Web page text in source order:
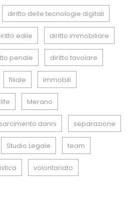
diritto delle tecnologie digitali
edile diritto immobiliare
penale diritto tavolare
filiale immobili
Merano
danni separazione
Studio Legale team
volontariato